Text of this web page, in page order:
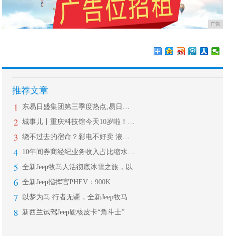
广告
推荐文章
1 东易日盛集团第三季度热点,易日通开启
2 城事儿丨重庆科技馆今天10岁啦！这些
3 绕不过去的宿命？彩电不好卖 液晶面板
4 10年间券商经纪业务收入占比缩水近5
5 全新Jeep牧马人活彻底冰雪之旅，以
6 全新Jeep指挥官PHEV：900K
7 以梦为马 行者无疆，全新Jeep牧马
8 新西兰试驾Jeep硬核皮卡“角斗士”